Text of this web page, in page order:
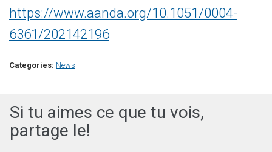
https://www.aanda.org/10.1051/0004-
6361/202142196
Categories: News
Si tu aimes ce que tu vois,
partage le!